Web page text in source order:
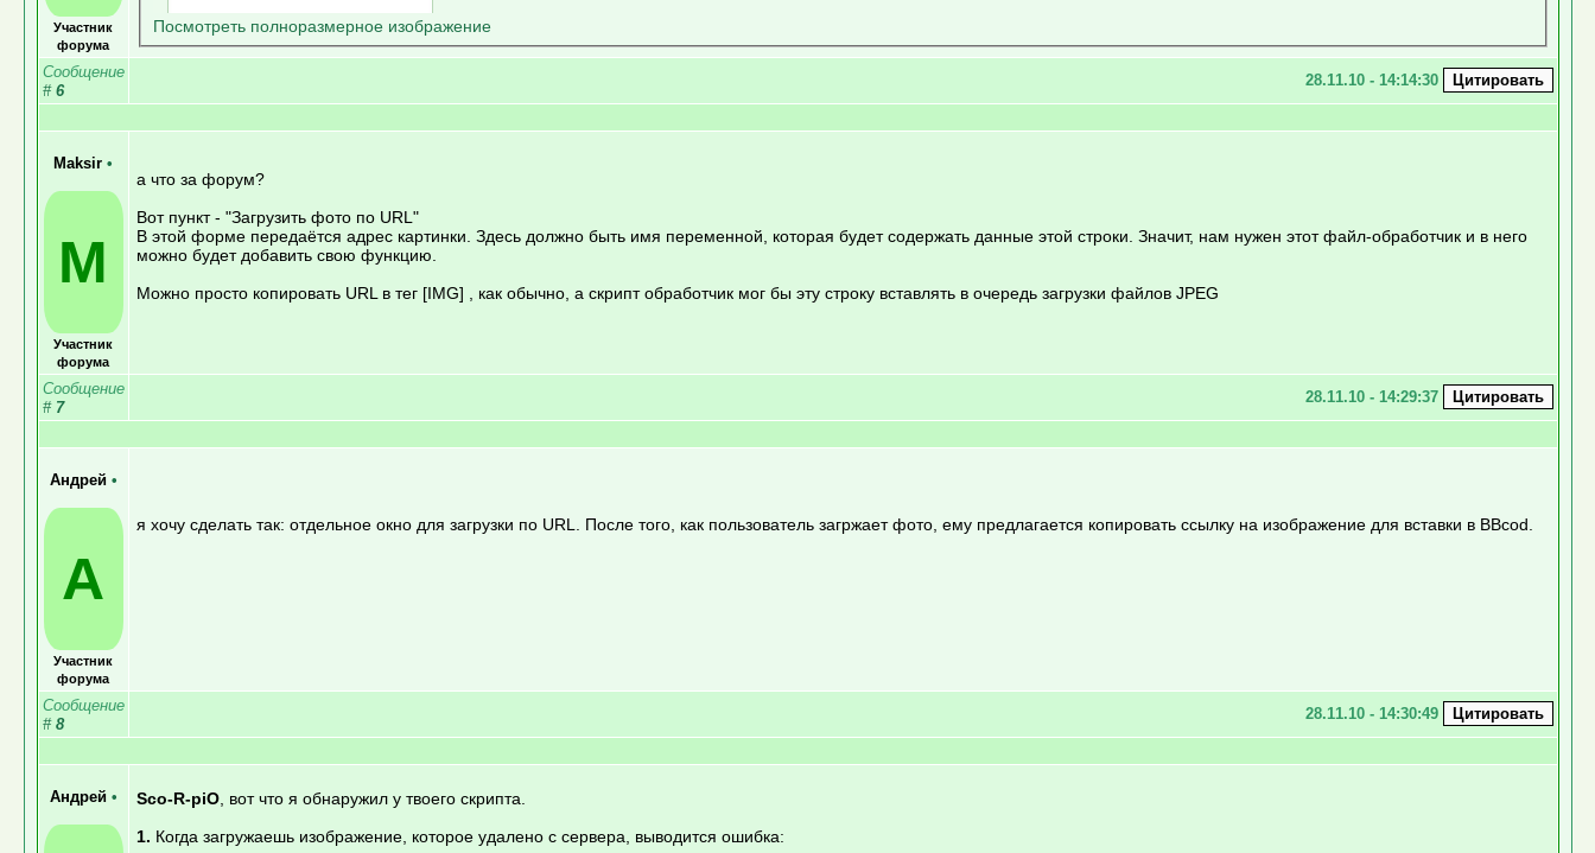
Участник
форума
Посмотреть полноразмерное изображение
Сообщение
# 6
28.11.10 - 14:14:30
Maksir •
M
Участник
форума
а что за форум?
Вот пункт - "Загрузить фото по URL"
В этой форме передаётся адрес картинки. Здесь должно быть имя переменной, которая будет содержать данные этой строки. Значит, нам нужен этот файл-обработчик и в него
можно будет добавить свою функцию.
Можно просто копировать URL в тег [IMG] , как обычно, а скрипт обработчик мог бы эту строку вставлять в очередь загрузки файлов JPEG
Сообщение
# 7
28.11.10 - 14:29:37
Андрей •
А
Участник
форума
я хочу сделать так: отдельное окно для загрузки по URL. После того, как пользователь загржает фото, ему предлагается копировать ссылку на изображение для вставки в BBcod.
Сообщение
# 8
28.11.10 - 14:30:49
Андрей • Sco-R-piO, вот что я обнаружил у твоего скрипта.
1. Когда загружаешь изображение, которое удалено с сервера, выводится ошибка: